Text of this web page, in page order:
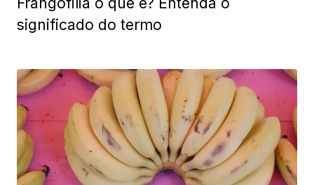
significado do termo